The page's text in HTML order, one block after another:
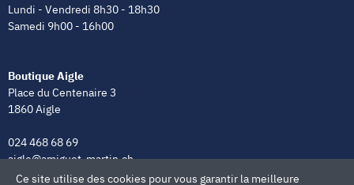
Lundi - Vendredi 8h30 - 18h30
Samedi 9h00 - 16h00
Boutique Aigle
Place du Centenaire 3
1860 Aigle
024 468 68 69
aigle@amiguet-martin.ch
Ce site utilise des cookies pour vous garantir la meilleure